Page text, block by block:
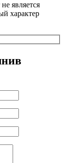
является
характер